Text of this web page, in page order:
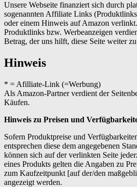
Unsere Webseite finanziert sich durch
sogenannten Affiliate Links
oder einem Hinweis auf Amazon
Produktlinks bzw. Werbeanzeigen
Betrag, der uns hilft, diese Seite weiter
Hinweis
* = Afilliate-Link (=Werbung)
Als Amazon-Partner verdient der
Käufen.
Hinweis zu Preisen und
Sofern Produktpreise und
entsprechen diese dem angegebenen
können sich auf der verlinkten Seite
eines Produkts gelten die Angaben zu
zum Kaufzeitpunkt [auf der/den
angezeigt werden.